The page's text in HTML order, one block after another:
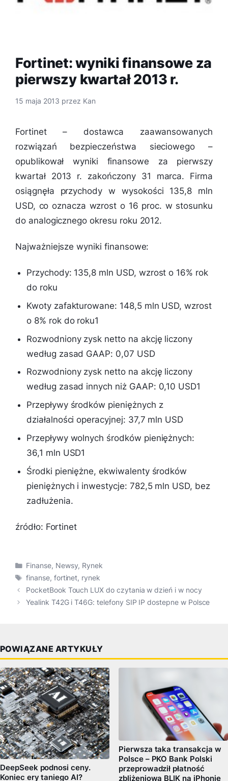
Fortinet: wyniki finansowe za
pierwszy kwartał 2013 r.
15 maja 2013 przez Kan
Fortinet – dostawca zaawansowanych
rozwiązań bezpieczeństwa sieciowego –
opublikował wyniki finansowe za pierwszy
kwartał 2013 r. zakończony 31 marca. Firma
osiągnęła przychody w wysokości 135,8 mln
USD, co oznacza wzrost o 16 proc. w stosunku
do analogicznego okresu roku 2012.
Najważniejsze wyniki finansowe:
Przychody: 135,8 mln USD, wzrost o 16% rok
do roku
Kwoty zafakturowane: 148,5 mln USD, wzrost
o 8% rok do roku1
Rozwodniony zysk netto na akcję liczony
według zasad GAAP: 0,07 USD
Rozwodniony zysk netto na akcję liczony
według zasad innych niż GAAP: 0,10 USD1
Przepływy środków pieniężnych z
działalności operacyjnej: 37,7 mln USD
Przepływy wolnych środków pieniężnych:
36,1 mln USD1
Środki pieniężne, ekwiwalenty środków
pieniężnych i inwestycje: 782,5 mln USD, bez
zadłużenia.
źródło: Fortinet
Kategorie
Finanse, Newsy, Rynek
Tagi
finanse, fortinet, rynek
PocketBook Touch LUX do czytania w dzień i w nocy
Yealink T42G i T46G: telefony SIP IP dostepne w Polsce
POWIĄZANE ARTYKUŁY
DeepSeek podnosi ceny.
Koniec ery taniego AI?
Pierwsza taka transakcja w
Polsce – PKO Bank Polski
przeprowadził płatność
zbliżeniową BLIK na iPhonie